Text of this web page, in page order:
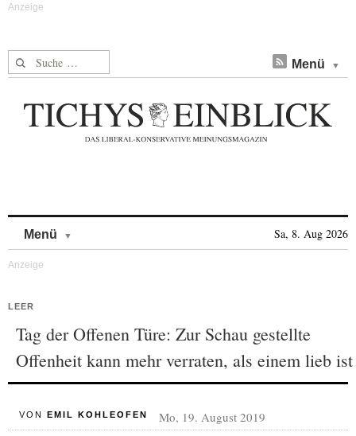
Suche nach: Menü
Menü Sa, 8. Aug 2026
LEER
Tag der Offenen Türe: Zur Schau gestellte
Offenheit kann mehr verraten, als einem lieb ist
VON EMIL KOHLEOFEN Mo, 19. August 2019